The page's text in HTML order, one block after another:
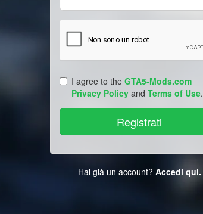
I agree to the GTA5-Mods.com
Privacy Policy and Terms of Use.
Hai già un account? Accedi qui.